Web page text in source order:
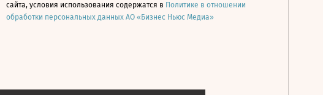
сайта, условия использования содержатся в Политике в отношении
обработки персональных данных АО «Бизнес Ньюс Медиа»